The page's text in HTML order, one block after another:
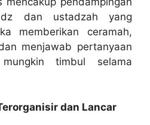
dan ustadzah yang
memberikan ceramah,
menjawab pertanyaan
timbul selama
dan Lancar